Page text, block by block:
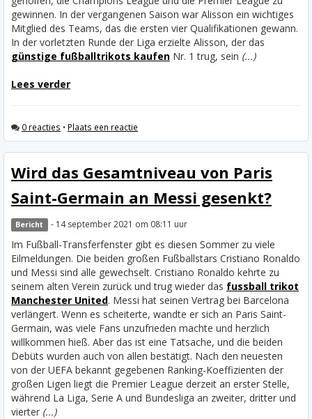
gewinnen. In der vergangenen Saison war Alisson ein wichtiges
Mitglied des Teams, das die ersten vier Qualifikationen gewann.
In der vorletzten Runde der Liga erzielte Alisson, der das
günstige fußballtrikots kaufen Nr. 1 trug, sein (...)
Lees verder
0 reacties • Plaats een reactie
Wird das Gesamtniveau von Paris
Saint-Germain an Messi gesenkt?
Bericht - 14 september 2021 om 08:11 uur
Im Fußball-Transferfenster gibt es diesen Sommer zu viele
Eilmeldungen. Die beiden großen Fußballstars Cristiano Ronaldo
und Messi sind alle gewechselt. Cristiano Ronaldo kehrte zu
seinem alten Verein zurück und trug wieder das fussball trikot
Manchester United. Messi hat seinen Vertrag bei Barcelona
verlängert. Wenn es scheiterte, wandte er sich an Paris Saint-
Germain, was viele Fans unzufrieden machte und herzlich
willkommen hieß. Aber das ist eine Tatsache, und die beiden
Debüts wurden auch von allen bestätigt. Nach den neuesten
von der UEFA bekannt gegebenen Ranking-Koeffizienten der
großen Ligen liegt die Premier League derzeit an erster Stelle,
während La Liga, Serie A und Bundesliga an zweiter, dritter und
vierter (...)